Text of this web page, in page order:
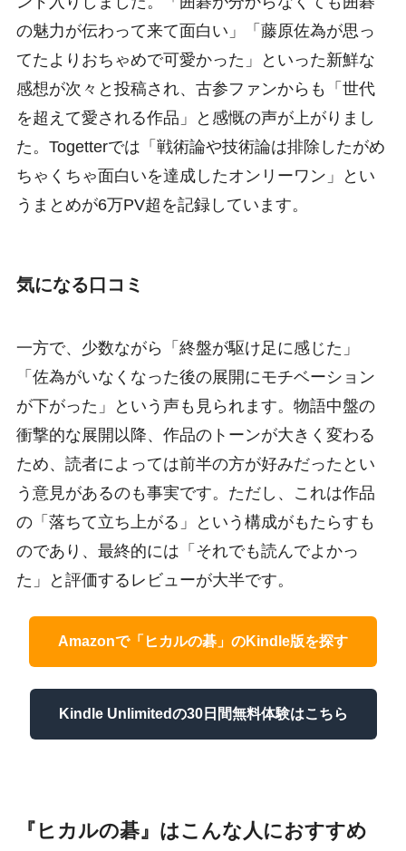
の魅力が伝わって来て面白い」「藤原佐為が思っ
てたよりおちゃめで可愛かった」といった新鮮な
感想が次々と投稿され、古参ファンからも「世代
を超えて愛される作品」と感慨の声が上がりまし
た。Togetterでは「戦術論や技術論は排除したがめ
ちゃくちゃ面白いを達成したオンリーワン」とい
うまとめが6万PV超を記録しています。
気になる口コミ
一方で、少数ながら「終盤が駆け足に感じた」
「佐為がいなくなった後の展開にモチベーション
が下がった」という声も見られます。物語中盤の
衝撃的な展開以降、作品のトーンが大きく変わる
ため、読者によっては前半の方が好みだったとい
う意見があるのも事実です。ただし、これは作品
の「落ちて立ち上がる」という構成がもたらすも
のであり、最終的には「それでも読んでよかっ
た」と評価するレビューが大半です。
Amazonで「ヒカルの碁」のKindle版を探す
Kindle Unlimitedの30日間無料体験はこちら
『ヒカルの碁』はこんな人におすすめ